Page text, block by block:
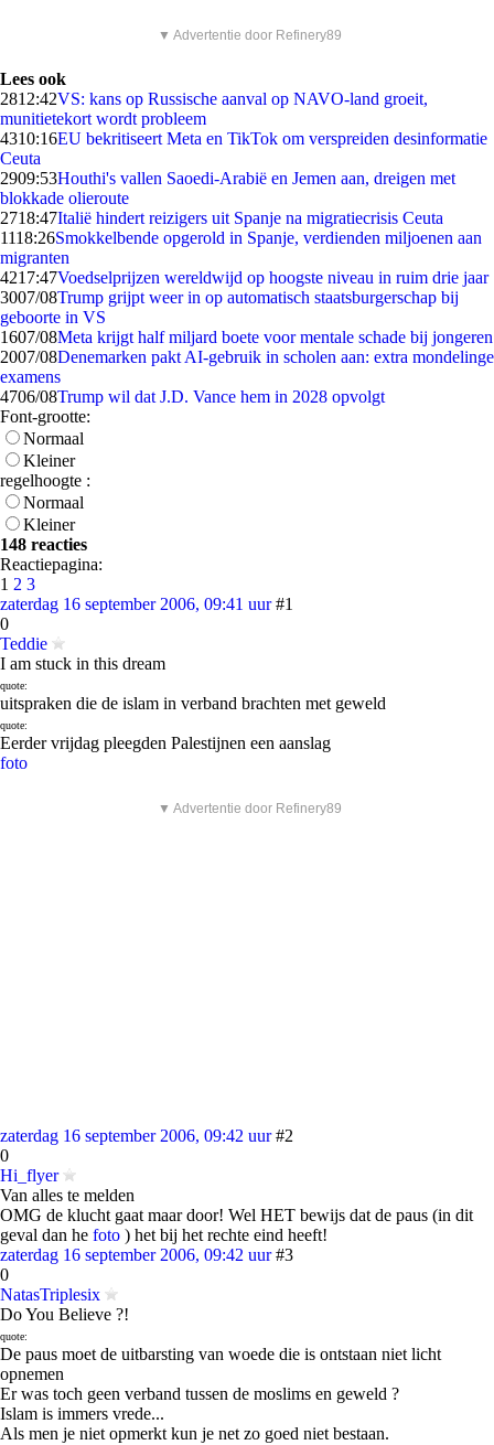
▼ Advertentie door Refinery89
Lees ook
2812:42VS: kans op Russische aanval op NAVO-land groeit,
munitietekort wordt probleem
4310:16EU bekritiseert Meta en TikTok om verspreiden desinformatie
Ceuta
2909:53Houthi's vallen Saoedi-Arabië en Jemen aan, dreigen met
blokkade olieroute
2718:47Italië hindert reizigers uit Spanje na migratiecrisis Ceuta
1118:26Smokkelbende opgerold in Spanje, verdienden miljoenen aan
migranten
4217:47Voedselprijzen wereldwijd op hoogste niveau in ruim drie jaar
3007/08Trump grijpt weer in op automatisch staatsburgerschap bij
geboorte in VS
1607/08Meta krijgt half miljard boete voor mentale schade bij jongeren
2007/08Denemarken pakt AI-gebruik in scholen aan: extra mondelinge
examens
4706/08Trump wil dat J.D. Vance hem in 2028 opvolgt
Font-grootte:
Normaal
Kleiner
regelhoogte :
Normaal
Kleiner
148 reacties
Reactiepagina:
1 2 3
zaterdag 16 september 2006, 09:41 uur #1
0
Teddie
I am stuck in this dream
quote:
uitspraken die de islam in verband brachten met geweld
quote:
Eerder vrijdag pleegden Palestijnen een aanslag
foto
▼ Advertentie door Refinery89
zaterdag 16 september 2006, 09:42 uur #2
0
Hi_flyer
Van alles te melden
OMG de klucht gaat maar door! Wel HET bewijs dat de paus (in dit
geval dan he foto ) het bij het rechte eind heeft!
zaterdag 16 september 2006, 09:42 uur #3
0
NatasTriplesix
Do You Believe ?!
quote:
De paus moet de uitbarsting van woede die is ontstaan niet licht
opnemen
Er was toch geen verband tussen de moslims en geweld ?
Islam is immers vrede...
Als men je niet opmerkt kun je net zo goed niet bestaan.